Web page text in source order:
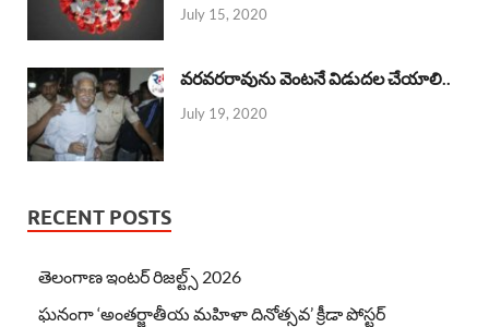
July 15, 2020
వరవరరావును వెంటనే విడుదల చేయాలి..
July 19, 2020
RECENT POSTS
తెలంగాణ ఇంటర్ రిజల్ట్స్ 2026
ఘనంగా ‘అంతర్జాతీయ మహిళా దినోత్సవ’ క్రీడా పోస్టర్